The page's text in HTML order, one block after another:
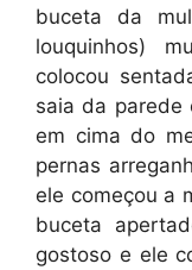
buceta da
louquinhos)
colocou
saia da parede
em cima do
pernas
ele começou a
buceta
gostoso e ele